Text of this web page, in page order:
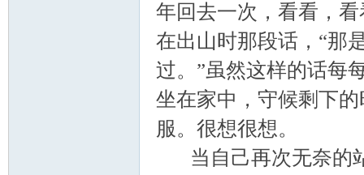
年回去一次，看看，
在出山时那段话，“那
过。”虽然这样的话每
坐在家中，守候剩下
服。很想很想。
当自己再次无奈的